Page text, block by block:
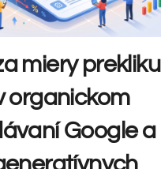
miery prekliku
organickom
Google a